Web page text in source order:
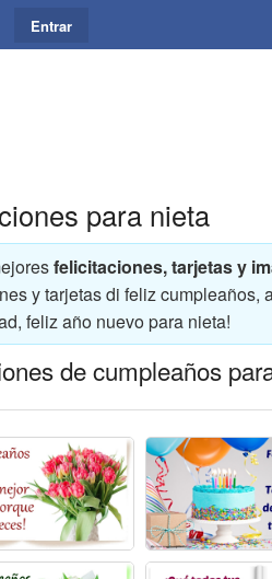
Entrar
para nieta
felicitaciones, tarjetas y
y tarjetas di feliz cumpleaños,
feliz año nuevo para nieta!
de cumpleaños